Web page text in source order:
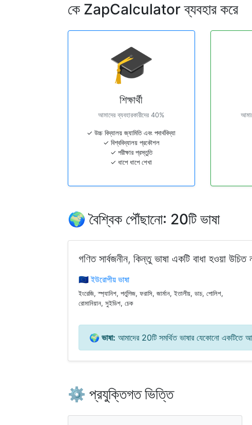
কে ZapCalculator ব্যবহার করে
🎓
শিক্ষার্থী
আমাদের ব্যবহারকারীদের 40%
✓ উচ্চ বিদ্যালয় জ্যামিতি এবং পদার্থবিদ্যা
✓ বিশ্ববিদ্যালয় প্রকৌশল
✓ পরীক্ষার প্রস্তুতি
✓ ধাপে ধাপে শেখা
🌍 বৈশ্বিক পৌঁছানো: 20টি ভাষা
গণিত সার্বজনীন, কিন্তু ভাষা একটি বাধা হওয়া
🇪🇺 ইউরোপীয় ভাষা
ইংরেজি, স্প্যানিশ, পর্তুগিজ, ফরাসি, জার্মান, ইতালীয়, ডাচ, পোলিশ,
রোমানিয়ান, সুইডিশ, চেক
🌍 ভাষা: আমাদের 20টি সমর্থিত ভাষার যেকোনো একটিতে
⚙️ প্রযুক্তিগত ভিত্তি